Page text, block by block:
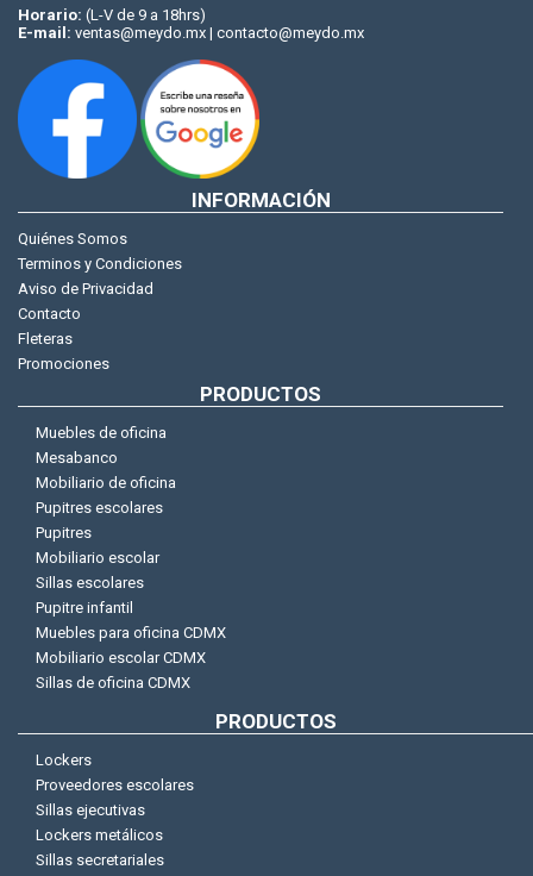
Horario: (L-V de 9 a 18hrs)
E-mail: ventas@meydo.mx | contacto@meydo.mx
INFORMACIÓN
Quiénes Somos
Terminos y Condiciones
Aviso de Privacidad
Contacto
Fleteras
Promociones
PRODUCTOS
Muebles de oficina
Mesabanco
Mobiliario de oficina
Pupitres escolares
Pupitres
Mobiliario escolar
Sillas escolares
Pupitre infantil
Muebles para oficina CDMX
Mobiliario escolar CDMX
Sillas de oficina CDMX
PRODUCTOS
Lockers
Proveedores escolares
Sillas ejecutivas
Lockers metálicos
Sillas secretariales